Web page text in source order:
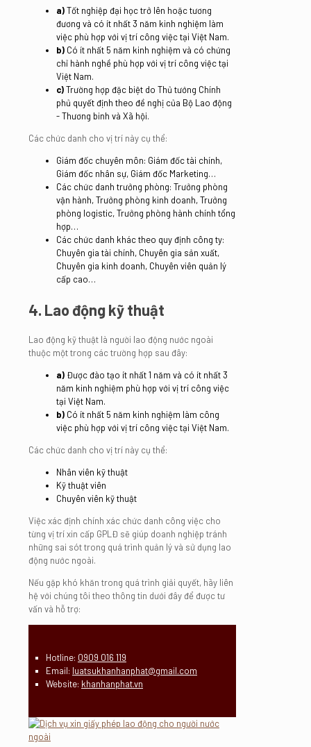
a)Tốt nghiệp đại học trở lên hoặc tương
đương và có ít nhất 3 năm kinh nghiệm làm
việc phù hợp với vị trí công việc tại Việt Nam.
b) Có ít nhất 5 năm kinh nghiệm và có chứng
chỉ hành nghề phù hợp với vị trí công việc tại
Việt Nam.
c)Trường hợp đặc biệt do Thủ tướng Chính
phủ quyết định theo đề nghị của Bộ Lao động
- Thương binh và Xã hội.
Các chức danh cho vị trí này cụ thể:
Giám đốc chuyên môn: Giám đốc tài chính,
Giám đốc nhân sự, Giám đốc Marketing…
Các chức danh trưởng phòng: Trưởng phòng
vận hành, Trưởng phòng kinh doanh, Trưởng
phòng logistic, Trưởng phòng hành chính tổng
hợp…
Các chức danh khác theo quy định công ty:
Chuyên gia tài chính, Chuyên gia sản xuất,
Chuyên gia kinh doanh, Chuyên viên quản lý
cấp cao…
4. Lao động kỹ thuật
Lao động kỹ thuật là người lao động nước ngoài
thuộc một trong các trường hợp sau đây:
a) Được đào tạo ít nhất 1 năm và có ít nhất 3
năm kinh nghiệm phù hợp với vị trí công việc
tại Việt Nam.
b) Có ít nhất 5 năm kinh nghiệm làm công
việc phù hợp với vị trí công việc tại Việt Nam.
Các chức danh cho vị trí này cụ thể:
Nhân viên kỹ thuật
Kỹ thuật viên
Chuyên viên kỹ thuật
Việc xác định chính xác chức danh công việc cho
từng vị trí xin cấp GPLĐ sẽ giúp doanh nghiệp tránh
những sai sót trong quá trình quản lý và sử dụng lao
động nước ngoài.
Nếu gặp khó khăn trong quá trình giải quyết, hãy liên
hệ với chúng tôi theo thông tin dưới đây để được tư
vấn và hỗ trợ:
Hotline: 0909 016 119
Email: luatsukhanhanphat@gmail.com
Website: khanhanphat.vn